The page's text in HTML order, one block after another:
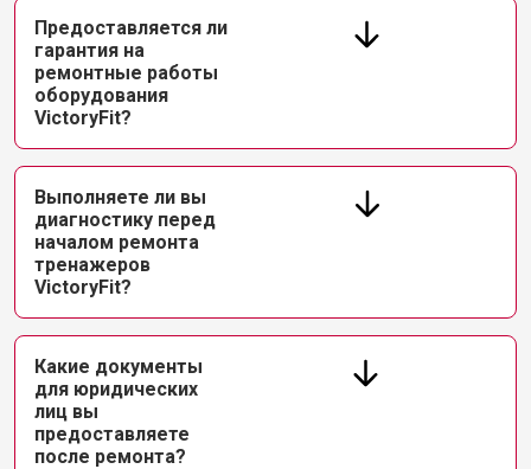
Предоставляется ли
гарантия на
ремонтные работы
оборудования
VictoryFit?
Выполняете ли вы
диагностику перед
началом ремонта
тренажеров
VictoryFit?
Какие документы
для юридических
лиц вы
предоставляете
после ремонта?